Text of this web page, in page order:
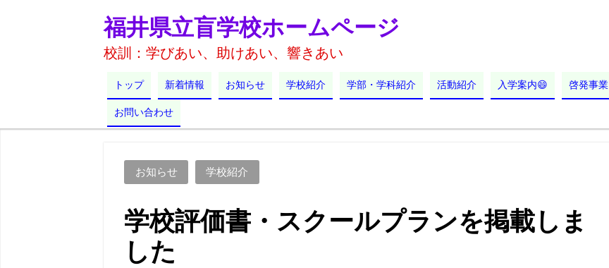
福井県立盲学校ホームページ
校訓：学びあい、助けあい、響きあい
トップ 新着情報 お知らせ 学校紹介 学部・学科紹介 活動紹介 入学案内😄 啓発事業
お問い合わせ
お知らせ 学校紹介
学校評価書・スクールプランを掲載しま
した